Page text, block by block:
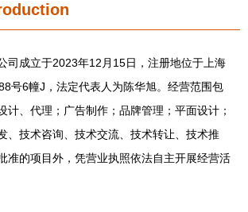
司成立于2023年12月15日，注册地位于上海
号6幢J，法定代表人为陈华旭。经营范围包
计、代理；广告制作；品牌管理；平面设计；
、技术咨询、技术交流、技术转让、技术推
准的项目外，凭营业执照依法自主开展经营活